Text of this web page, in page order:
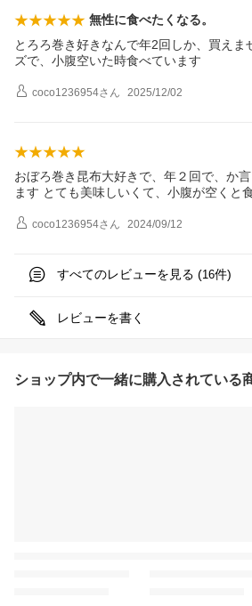
無性に食べたくなる。
とろろ巻き好きなんで年2回しか、買えま
ズで、小腹空いた時食べています
coco1236954さん 2025/12/02
おぼろ巻き昆布大好きで、年２回で、か
ます とても美味しいくて、小腹が空くと
coco1236954さん 2024/09/12
すべてのレビューを見る (16件)
レビューを書く
ショップ内で一緒に購入されている